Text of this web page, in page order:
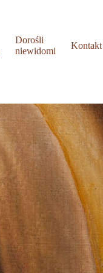
Dorośli
niewidomi
Kontakt